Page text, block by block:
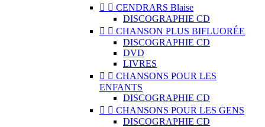
  CENDRARS Blaise
DISCOGRAPHIE CD
  CHANSON PLUS BIFLUORÉE
DISCOGRAPHIE CD
DVD
LIVRES
  CHANSONS POUR LES
ENFANTS
DISCOGRAPHIE CD
  CHANSONS POUR LES GENS
DISCOGRAPHIE CD